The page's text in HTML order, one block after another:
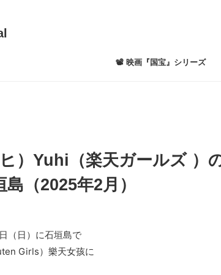
📽 映画『国宝』シリーズ
）Yuhi（楽天ガールズ ）
（2025年2月）
（日）に石垣島で
Girls）樂天女孩に